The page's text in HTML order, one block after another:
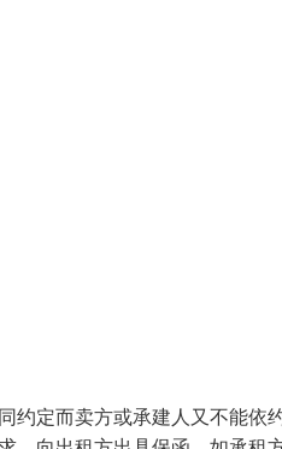
约定而卖方或承建人又不能依